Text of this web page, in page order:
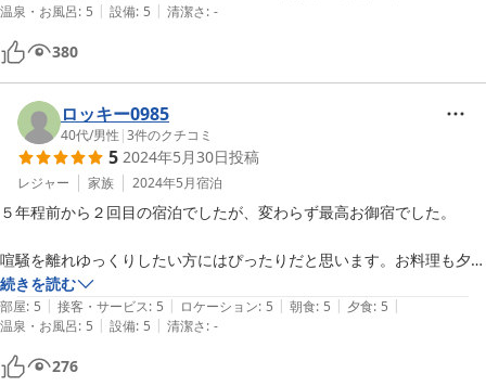
今回は「稲船」というお部屋でしたが、窓から見える竹林が絵のよう
で、入った瞬間気に入りました。とても静かで、お茶やコーヒー、ペッ
トボトルのお水など十分に用意されており、部屋でゆったり過ごす「何
もしない贅沢」を存分に味わえます。ウェルカムドリンクと一緒に出し
ていただいたソフトクリームがとても美味しかったです。
楽しみにしていた料理は品数が多く、どれも美しい食器に盛り付けられ
目にも楽しい。味も文句なしに美味しいのですが、単に美味しいだけで
なくまごごろが伝わり心もあたたまる品々でした。
同じく朝食も一品一品素材の良いものが使われ、新米も大変美味しく、
お風呂は泉質がとても良く、肌がしっとりつるつるになります。宿に備
え付けのアメニティを使うと肌がカサカサになったり髪がパサパサにな
るイメージがあるのですが、どれも使用感が良く宿のこだわりを感じま
した。
湯上りに用意されているレモン水やハーブティーもうれしかったです。
帰りには若女将が作られているという焼き菓子をお土産に買いました。
温泉・お風呂: 5 | 設備: 5 | 清潔さ: -
380
ロッキー0985
40代/男性 |3件のクチコミ
5 2024年5月30日投稿
レジャー 家族 2024年5月宿泊
５年程前から２回目の宿泊でしたが、変わらず最高お御宿でした。
喧騒を離れゆっくりしたい方にはぴったりだと思います。お料理も夕
食、朝食共に宮城県の味覚が散りばめられ、各お料理の御出汁がとても
美味しく、全て飲み干したいくらいでした(笑)
５歳の娘のお料理も素晴らしく、あんなに牛肉食べてる娘を見るのは初
めてです。私と代わっても良いぐらい美味しそうなお料理でした！
続きを読む
部屋: 5 | 接客・サービス: 5 | ロケーション: 5 | 朝食: 5 | 夕食: 5 |
温泉・お風呂: 5 | 設備: 5 | 清潔さ: -
276